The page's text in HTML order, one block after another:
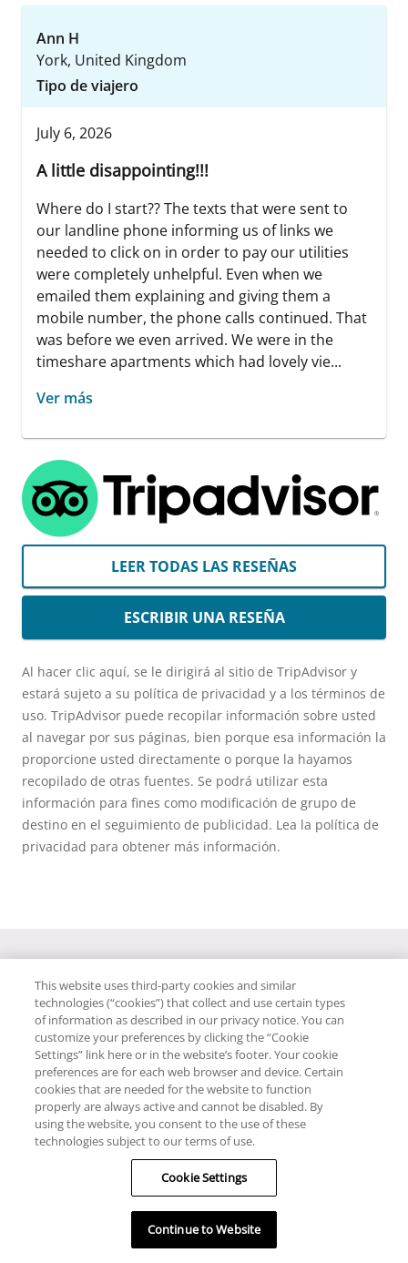
Ann H
York, United Kingdom
Tipo de viajero
July 6, 2026
A little disappointing!!!
Where do I start?? The texts that were sent to
our landline phone informing us of links we
needed to click on in order to pay our utilities
were completely unhelpful. Even when we
emailed them explaining and giving them a
mobile number, the phone calls continued. That
was before we even arrived. We were in the
timeshare apartments which had lovely vie...
Ver más
LEER TODAS LAS RESEÑAS
ESCRIBIR UNA RESEÑA
Al hacer clic aquí, se le dirigirá al sitio de TripAdvisor y
estará sujeto a su política de privacidad y a los términos de
uso. TripAdvisor puede recopilar información sobre usted
al navegar por sus páginas, bien porque esa información la
proporcione usted directamente o porque la hayamos
recopilado de otras fuentes. Se podrá utilizar esta
información para fines como modificación de grupo de
destino en el seguimiento de publicidad. Lea la política de
privacidad para obtener más información.
AYUDA
RECURSOS
PÓNGASE EN CONTACTO CON NOSOTROS
This website uses third-party cookies and similar
technologies (“cookies”) that collect and use certain types
of information as described in our privacy notice. You can
customize your preferences by clicking the “Cookie
Settings” link here or in the website’s footer. Your cookie
preferences are for each web browser and device. Certain
cookies that are needed for the website to function
properly are always active and cannot be disabled. By
using the website, you consent to the use of these
technologies subject to our terms of use.
Cookie Settings
Continue to Website